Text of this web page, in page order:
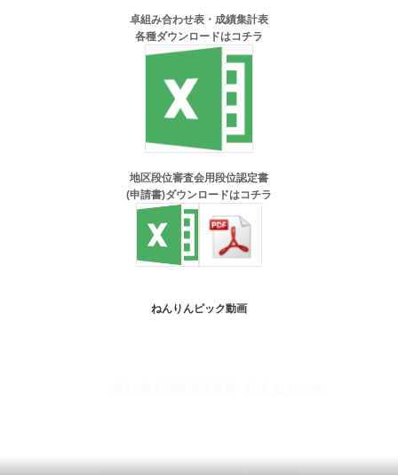
卓組み合わせ表・成績集計表
各種ダウンロードはコチラ
地区段位審査会用段位認定書
(申請書)ダウンロードはコチラ
ねんりんピック動画